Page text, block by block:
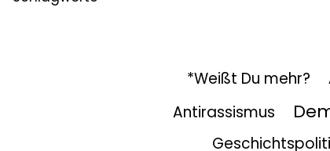
*Weißt Du mehr?
Antirassismus